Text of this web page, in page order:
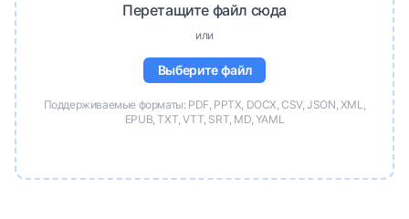
Перетащите файл сюда
или
Выберите файл
Поддерживаемые форматы: PDF, PPTX, DOCX, CSV, JSON, XML,
EPUB, TXT, VTT, SRT, MD, YAML